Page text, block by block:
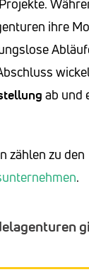
ihre
ab und
zählen zu den
.